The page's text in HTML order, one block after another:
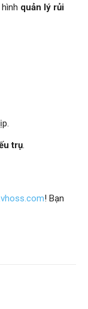
quản lý rủi
trụ.
! Bạn